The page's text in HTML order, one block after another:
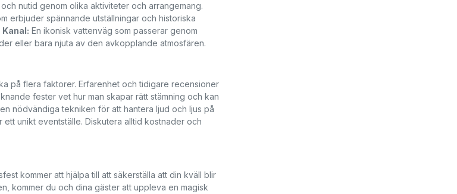
nutid genom olika aktiviteter och arrangemang.
erbjuder spännande utställningar och historiska
Kanal: En ikonisk vattenväg som passerar genom
eller bara njuta av den avkopplande atmosfären.
på flera faktorer. Erfarenhet och tidigare recensioner
fester vet hur man skapar rätt stämning och kan
nödvändiga tekniken för att hantera ljud och ljus på
unikt eventställe. Diskutera alltid kostnader och
kommer att hjälpa till att säkerställa att din kväll blir
kommer du och dina gäster att uppleva en magisk